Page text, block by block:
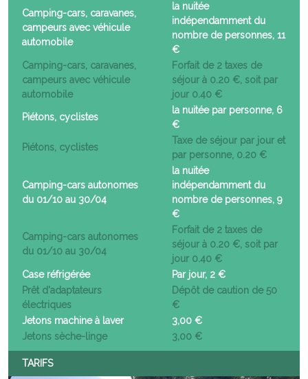
TARIFS
Camping-cars, caravanes,
campeurs avec véhicule
automobile
la nuitée
indépendamment du
nombre de personnes, 11
€
Camping-cars, caravanes,
campeurs avec véhicule
automobile
Forfait de 2 taxes de
séjour à 0.20 €, soit par
jour 0.40 €
Piétons, cyclistes
la nuitée par personne, 6
€
Piétons, cyclistes
Taxe de séjour par jour et
par personne, 0.20 €
Camping-cars autonomes
du 01/10 au 30/04
la nuitée
indépendamment du
nombre de personnes, 9
€
Camping-cars autonomes
du 01/10 au 30/04
Forfait de 2 taxes de
séjour à 0.20 €, soit par
jour 0.40 €
Case réfrigérée
Par jour, 2 €
Prêt d'adaptateurs
électriques
Dépôt de caution de 50
€
Jetons machine à laver
3,00 €
Jetons sèche-linge
3,00 €